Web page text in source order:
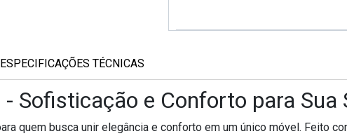
ESPECIFICAÇÕES TÉCNICAS
Sofisticação e Conforto para Sua
quem busca unir elegância e conforto em um único móvel. Feito